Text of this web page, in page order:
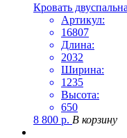
Кровать
Артикул:
16807
Длина:
2032
Ширина:
1235
Высота:
650
8 800 р. В корзину